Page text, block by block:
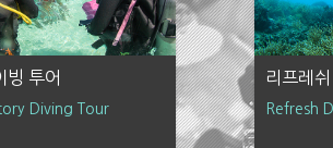
빙 투어
Diving Tour
리프레
Refresh